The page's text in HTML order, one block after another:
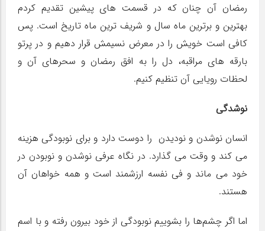
رمضان آن چنان که در قسمت های پیشین تقدیم کردم
بهترین و برترین ماه سال و شریف ترین ماه تاریخ است. پس
کافی است خویش را در معرض نسیمش قرار دهیم و در پرتو
بارقه های مراقبه، دل را به افق رمضان و سحرهای آن و
لحظات رویایی آن تنظیم کنیم.
نوشدگی
انسان نوشدن و نودیدن را دوست دارد و برای نوبودگی هزینه
می کند و وقت می گذارد. در نگاه عرفی نوشدن و نوبودن در
خود می ماند و فی نفسه ارزشمند است و همه خواهان آن
هستند.
اما اگر چشم‌ها را بشوییم نوبودگی از خود بیرون رفته و با اسم